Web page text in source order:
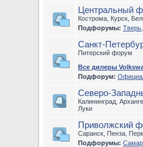
Центральный
Кострома, Курск,
Подфорумы: Тверь
Санкт-
Питерский форум
Все дилеры
Подфорум:
Северо-
Калининград,
Луки
Приволжский
Саранск, Пенза,
Подфорумы: